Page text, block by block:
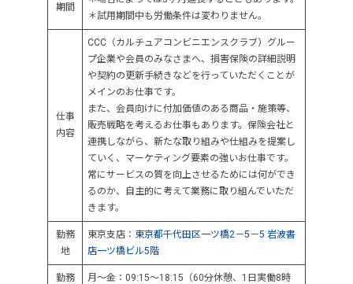
期間
＊試用期間中も労働条件は変わりません。
仕事
内容
CCC（カルチュアコンビニエンスクラブ）グルー
プ企業や会員のみなさまへ、損害保険の詳細説明
や契約の更新手続きなどを行っていただくことが
メインのお仕事です。
また、会員向けに付加価値のある商品・施策等、
販売戦略を考えるお仕事もあります。保険会社と
連携しながら、新たな取り組みや仕組みを提案し
ていく、マーケティング要素の強いお仕事です。
常にサービスの質を向上させるためには何ができ
るのか、自主的に考えて業務に取り組んでいただ
きます。
勤務
地
東京支店： 東京都千代田区一ツ橋2－5－5 岩波書
店一ツ橋ビル5階
勤務
月～金：09:15～18:15（60分休憩、1日実働8時